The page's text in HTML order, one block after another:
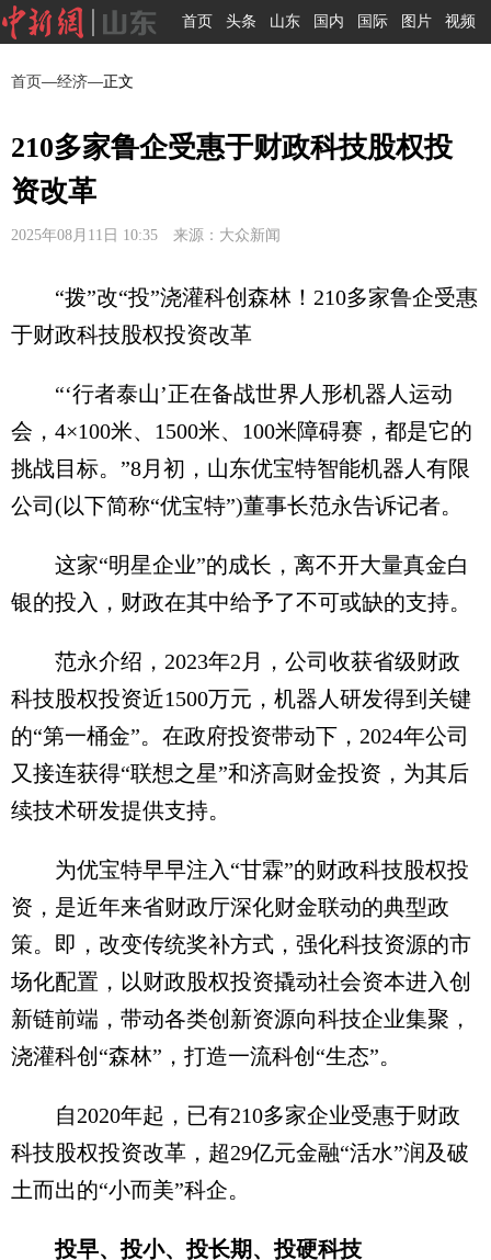
首页 头条 山东 国内 国际 图片 视频
首页—经济—正文
210多家鲁企受惠于财政科技股权投
资改革
2025年08月11日 10:35 来源：大众新闻
“拨”改“投”浇灌科创森林！210多家鲁企受惠
于财政科技股权投资改革
“‘行者泰山’正在备战世界人形机器人运动
会，4×100米、1500米、100米障碍赛，都是它的
挑战目标。”8月初，山东优宝特智能机器人有限
公司(以下简称“优宝特”)董事长范永告诉记者。
这家“明星企业”的成长，离不开大量真金白
银的投入，财政在其中给予了不可或缺的支持。
范永介绍，2023年2月，公司收获省级财政
科技股权投资近1500万元，机器人研发得到关键
的“第一桶金”。在政府投资带动下，2024年公司
又接连获得“联想之星”和济高财金投资，为其后
续技术研发提供支持。
为优宝特早早注入“甘霖”的财政科技股权投
资，是近年来省财政厅深化财金联动的典型政
策。即，改变传统奖补方式，强化科技资源的市
场化配置，以财政股权投资撬动社会资本进入创
新链前端，带动各类创新资源向科技企业集聚，
浇灌科创“森林”，打造一流科创“生态”。
自2020年起，已有210多家企业受惠于财政
科技股权投资改革，超29亿元金融“活水”润及破
土而出的“小而美”科企。
投早、投小、投长期、投硬科技